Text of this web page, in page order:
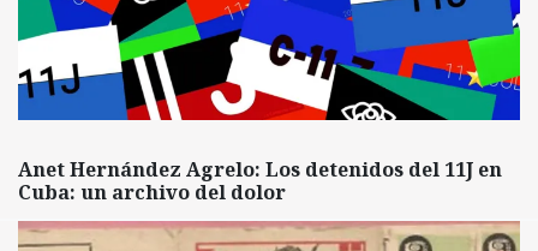
Anet Hernández Agrelo: Los detenidos del 11J en
Cuba: un archivo del dolor